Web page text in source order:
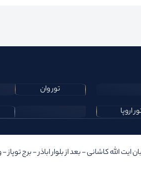
تور وان
اروپا
الله کاشانی - بعد از بلوار‌‌ اباذر - برج توپاز -